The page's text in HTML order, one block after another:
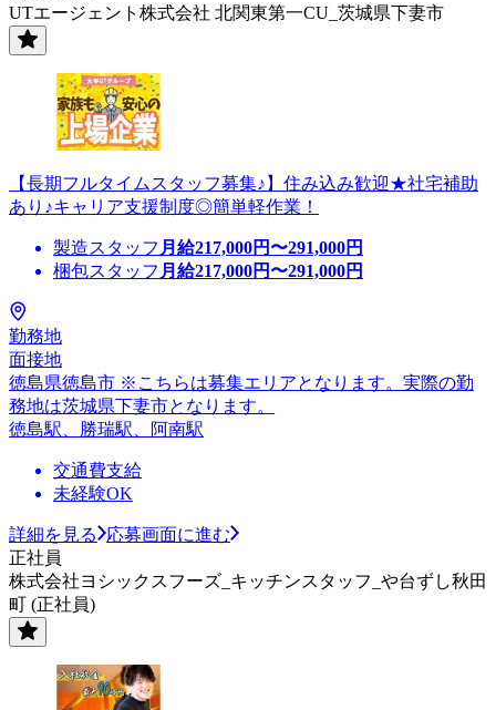
UTエージェント株式会社 北関東第一CU_茨城県下妻市
【長期フルタイムスタッフ募集♪】住み込み歓迎★社宅補助
あり♪キャリア支援制度◎簡単軽作業！
製造スタッフ 月給217,000円〜291,000円
梱包スタッフ 月給217,000円〜291,000円
勤務地
面接地
徳島県徳島市 ※こちらは募集エリアとなります。実際の勤
務地は茨城県下妻市となります。
徳島駅、勝瑞駅、阿南駅
交通費支給
未経験OK
詳細を見る
応募画面に進む
正社員
株式会社ヨシックスフーズ_キッチンスタッフ_や台ずし秋田
町 (正社員)